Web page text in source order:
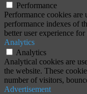
Performance
Performance cookies are
performance indexes of
better user experience
Analytics
Analytics
Analytical cookies are
the website. These
number of visitors,
Advertisement